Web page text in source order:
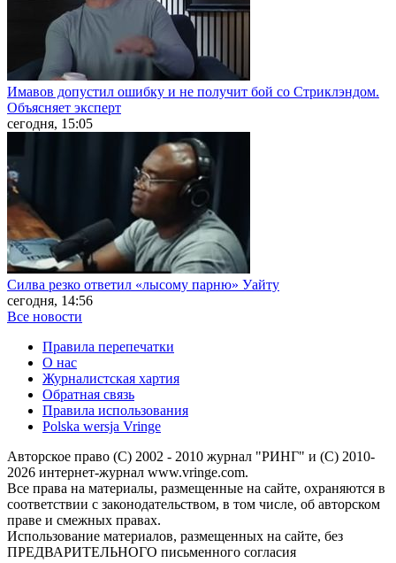
Имавов допустил ошибку и не получит бой со Стриклэндом.
Объясняет эксперт
сегодня, 15:05
Силва резко ответил «лысому парню» Уайту
сегодня, 14:56
Все новости
Правила перепечатки
О нас
Журналистская хартия
Обратная связь
Правила использования
Polska wersja Vringe
Авторское право (С) 2002 - 2010 журнал "РИНГ" и (С) 2010-
2026 интернет-журнал www.vringe.com.
Все права на материалы, размещенные на сайте, охраняются в
соответствии с законодательством, в том числе, об авторском
праве и смежных правах.
Использование материалов, размещенных на сайте, без
ПРЕДВАРИТЕЛЬНОГО письменного согласия